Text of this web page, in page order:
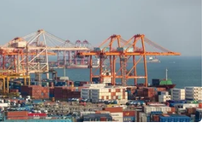
hết hạn vào nửa đêm 30/9 -
khó tránh khỏi tại thời điểm
cửa chính phủ sẽ bắt đầu ngay
sang ngày 1/10.
(TTXVN/Vietnam+)